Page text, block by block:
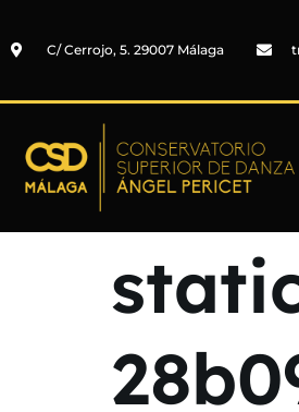
C/ Cerrojo, 5. 29007 Málaga